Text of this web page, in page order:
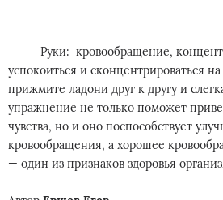
Руки: кровообращение,
успокоиться и сконцентрироваться
прижмите ладони друг к другу и
упражнение не только поможет
чувства, но и оно поспособствует
кровообращения, а хорошее
— один из признаков здоровья